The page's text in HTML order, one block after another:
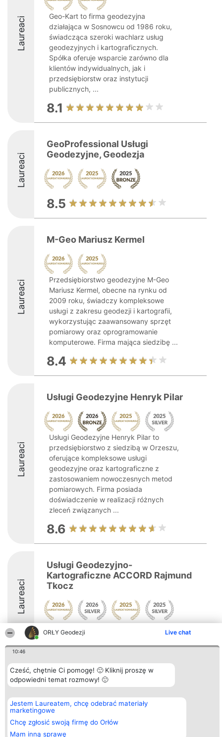
ORŁY Geodezji Live chat
10:46
Cześć, chętnie Ci pomogę! 🙂 Kliknij proszę w
odpowiedni temat rozmowy! 🙂
Jestem Laureatem, chcę odebrać materiały
marketingowe
Chcę zgłosić swoją firmę do Orłów
Mam inną sprawę
Laureaci
Geo-Kart to firma geodezyjna
działająca w Sosnowcu od 1986 roku,
świadcząca szeroki wachlarz usług
geodezyjnych i kartograficznych.
Spółka oferuje wsparcie zarówno dla
klientów indywidualnych, jak i
przedsiębiorstw oraz instytucji
publicznych, ...
8.1
Laureaci
GeoProfessional Usługi
Geodezyjne, Geodezja
8.5
Laureaci
M-Geo Mariusz Kermel
Przedsiębiorstwo geodezyjne M-Geo
Mariusz Kermel, obecne na rynku od
2009 roku, świadczy kompleksowe
usługi z zakresu geodezji i kartografii,
wykorzystując zaawansowany sprzęt
pomiarowy oraz oprogramowanie
komputerowe. Firma mająca siedzibę ...
8.4
Laureaci
Usługi Geodezyjne Henryk Pilar
Usługi Geodezyjne Henryk Pilar to
przedsiębiorstwo z siedzibą w Orzeszu,
oferujące kompleksowe usługi
geodezyjne oraz kartograficzne z
zastosowaniem nowoczesnych metod
pomiarowych. Firma posiada
doświadczenie w realizacji różnych
zleceń związanych ...
8.6
Laureaci
Usługi Geodezyjno-
Kartograficzne ACCORD Rajmund
Tkocz
8.7
Organizator plebiscytu
Bright Side Solutions sp. z o.
o. sp. k.
Wrocław 50-079
KRS 0000749100 | Regon
381313360 | NIP 8943132676
+48 508 492 400
Plebiscyt
Laureaci
Lista
Laureatów
Zasady
Polityka
Kontakt